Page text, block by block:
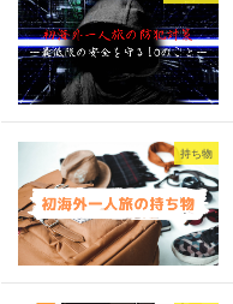
持ち物